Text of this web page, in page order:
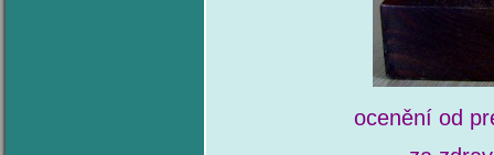
ocenění od